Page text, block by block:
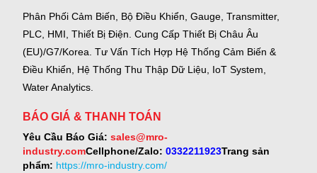
Phân Phối Cảm Biến, Bộ Điều Khiển, Gauge, Transmitter,
PLC, HMI, Thiết Bị Điện. Cung Cấp Thiết Bị Châu Âu
(EU)/G7/Korea. Tư Vấn Tích Hợp Hệ Thống Cảm Biến &
Điều Khiển, Hệ Thống Thu Thập Dữ Liệu, IoT System,
Water Analytics.
BÁO GIÁ & THANH TOÁN
Yêu Cầu Báo Giá: sales@mro-
industry.comCellphone/Zalo: 0332211923Trang sản
phẩm: https://mro-industry.com/